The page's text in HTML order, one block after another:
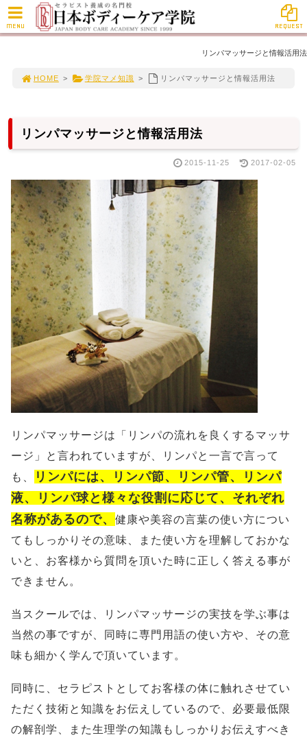
リンパマッサージと情報活用法
HOME > 学院マメ知識 > リンパマッサージと情報活用法
リンパマッサージと情報活用法
2015-11-25 2017-02-05
リンパマッサージは「リンパの流れを良くするマッサ
ージ」と言われていますが、リンパと一言で言って
も、
リンパには、リンパ節、リンパ管、リンパ
液、リンパ球と様々な役割に応じて、それぞれ
名称があるので、 健康や美容の言葉の使い方につい
てもしっかりその意味、また使い方を理解しておかな
いと、お客様から質問を頂いた時に正しく答える事が
できません。
当スクールでは、リンパマッサージの実技を学ぶ事は
当然の事ですが、同時に専門用語の使い方や、その意
味も細かく学んで頂いています。
同時に、セラピストとしてお客様の体に触れさせてい
ただく技術と知識をお伝えしているので、必要最低限
の解剖学、また生理学の知識もしっかりお伝えすべき
MENU REQUEST